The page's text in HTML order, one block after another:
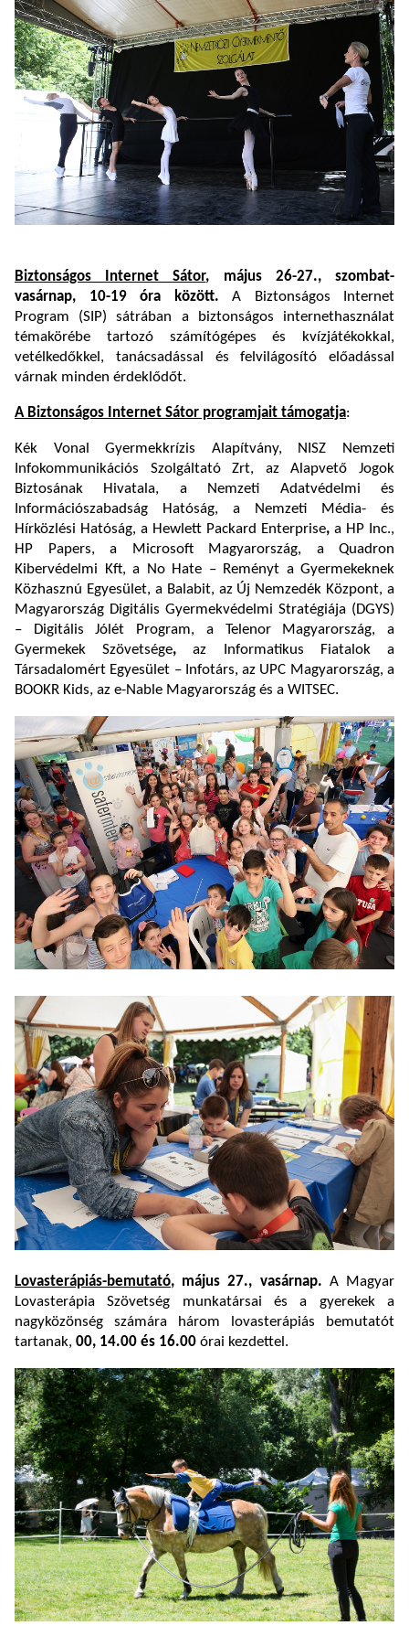
Biztonságos Internet Sátor, május 26-27., szombat-
vasárnap, 10-19 óra között. A Biztonságos Internet
Program (SIP) sátrában a biztonságos internethasználat
témakörébe tartozó számítógépes és kvízjátékokkal,
vetélkedőkkel, tanácsadással és felvilágosító előadással
várnak minden érdeklődőt.
A Biztonságos Internet Sátor programjait támogatja:
Kék Vonal Gyermekkrízis Alapítvány, NISZ Nemzeti
Infokommunikációs Szolgáltató Zrt, az Alapvető Jogok
Biztosának Hivatala, a Nemzeti Adatvédelmi és
Információszabadság Hatóság, a Nemzeti Média- és
Hírközlési Hatóság, a Hewlett Packard Enterprise, a HP Inc.,
HP Papers, a Microsoft Magyarország, a Quadron
Kibervédelmi Kft, a No Hate – Reményt a Gyermekeknek
Közhasznú Egyesület, a Balabit, az Új Nemzedék Központ, a
Magyarország Digitális Gyermekvédelmi Stratégiája (DGYS)
– Digitális Jólét Program, a Telenor Magyarország, a
Gyermekek Szövetsége,az Informatikus Fiatalok a
Társadalomért Egyesület – Infotárs, az UPC Magyarország, a
BOOKR Kids, az e-Nable Magyarország és a WITSEC.
Lovasterápiás-bemutató, május 27., vasárnap. A Magyar
Lovasterápia Szövetség munkatársai és a gyerekek a
nagyközönség számára három lovasterápiás bemutatót
tartanak, 00, 14.00 és 16.00 órai kezdettel.